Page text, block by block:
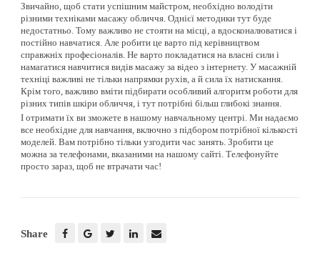
Звичайно, щоб стати успішним майстром, необхідно володіти
різними техніками масажу обличчя. Однієї методики тут буде
недостатньо. Тому важливо не стояти на місці, а вдосконалюватися і
постійно навчатися. Але робити це варто під керівництвом
справжніх професіоналів. Не варто покладатися на власні сили і
намагатися навчитися видів масажу за відео з інтернету. У масажній
техніці важливі не тільки напрямки рухів, а й сила їх натискання.
Крім того, важливо вміти підбирати особливий алгоритм роботи для
різних типів шкіри обличчя, і тут потрібні більш глибокі знання.
І отримати їх ви зможете в нашому навчальному центрі. Ми надаємо
все необхідне для навчання, включно з підбором потрібної кількості
моделей. Вам потрібно тільки узгодити час занять. Зробити це
можна за телефонами, вказаними на нашому сайті. Телефонуйте
просто зараз, щоб не втрачати час!
Share